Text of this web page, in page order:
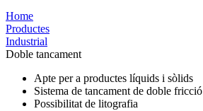
Home
Productes
Industrial
Doble tancament
Apte per a productes líquids i sòlids
Sistema de tancament de doble fricció
Possibilitat de litografia